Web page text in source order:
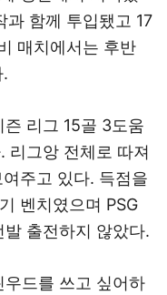
과 함께 투입됐고 17
매치에서는 후반
리그 15골 3도움
리그앙 전체로 따져
주고 있다. 득점을
벤치였으며 PSG
출전하지 않았다.
우드를 쓰고 싶어하